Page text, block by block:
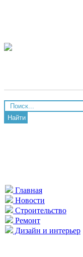
Найти
Главная
Новости
Строительство
Ремонт
Дизайн и интерьер